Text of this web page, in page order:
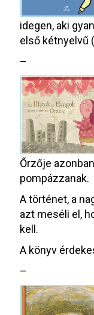
idegen, aki
első kétnyelvű
–
Őrzője
pompázzanak.
A történet, a
azt meséli el,
kell.
A könyv
–